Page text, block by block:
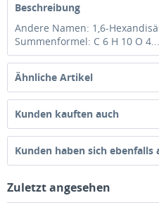
Beschreibung
Andere Namen: 1,6-
Summenformel: C 6 H 10 O 4...
Ähnliche Artikel
Kunden kauften auch
Kunden haben sich ebenfalls
Zuletzt angesehen